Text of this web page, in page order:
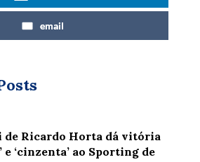
email
de Ricardo Horta dá vitória
e ‘cinzenta’ ao Sporting de